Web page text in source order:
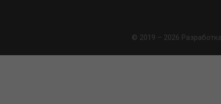
© 2019 – 2026